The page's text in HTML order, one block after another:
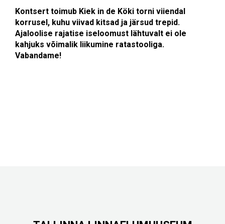
Kontsert toimub Kiek in de Köki torni viiendal
korrusel, kuhu viivad kitsad ja järsud trepid.
Ajaloolise rajatise iseloomust lähtuvalt ​​ei ole
kahjuks võimalik liikumine ratastooliga.
Vabandame!